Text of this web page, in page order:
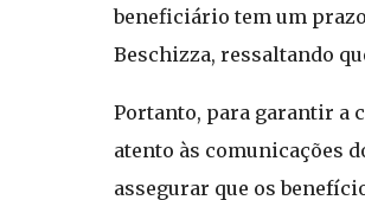
beneficiário tem um
Beschizza, ressaltando
Portanto, para garantir a
atento às comunicações
assegurar que os